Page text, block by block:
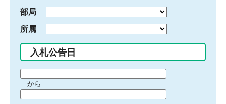
部局
所属
入札公告日
間から